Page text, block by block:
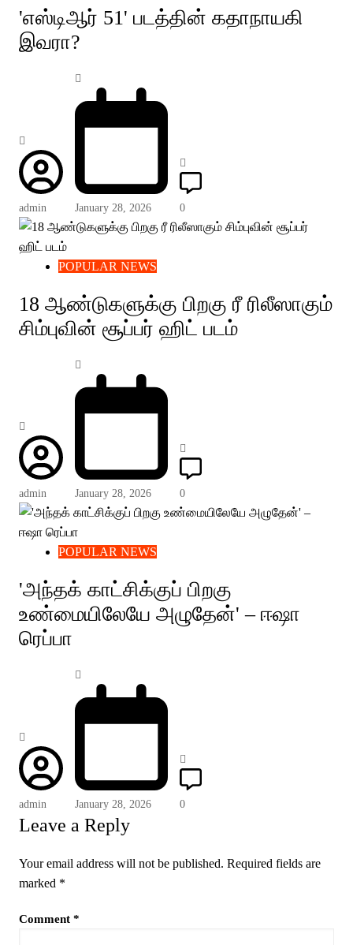
'எஸ்டிஆர் 51' படத்தின் கதாநாயகி
இவரா?
admin January 28, 2026 0
POPULAR NEWS
18 ஆண்டுகளுக்கு பிறகு ரீ ரிலீஸாகும்
சிம்புவின் சூப்பர் ஹிட் படம்
admin January 28, 2026 0
POPULAR NEWS
'அந்தக் காட்சிக்குப் பிறகு
உண்மையிலேயே அழுதேன்' – ஈஷா
ரெப்பா
admin January 28, 2026 0
Leave a Reply
Your email address will not be published. Required fields are
marked *
Comment *